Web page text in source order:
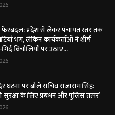
फेरबदल: प्रदेश से लेकर पंचायत स्तर तक
भंग, लेकिन कार्यकर्ताओं ने शीर्ष
बिचौलियों पर उठाए...
घटना पर बोले सचिव राजाराम सिंह:
सुरक्षा के लिए प्रबंधन और पुलिस तत्पर’